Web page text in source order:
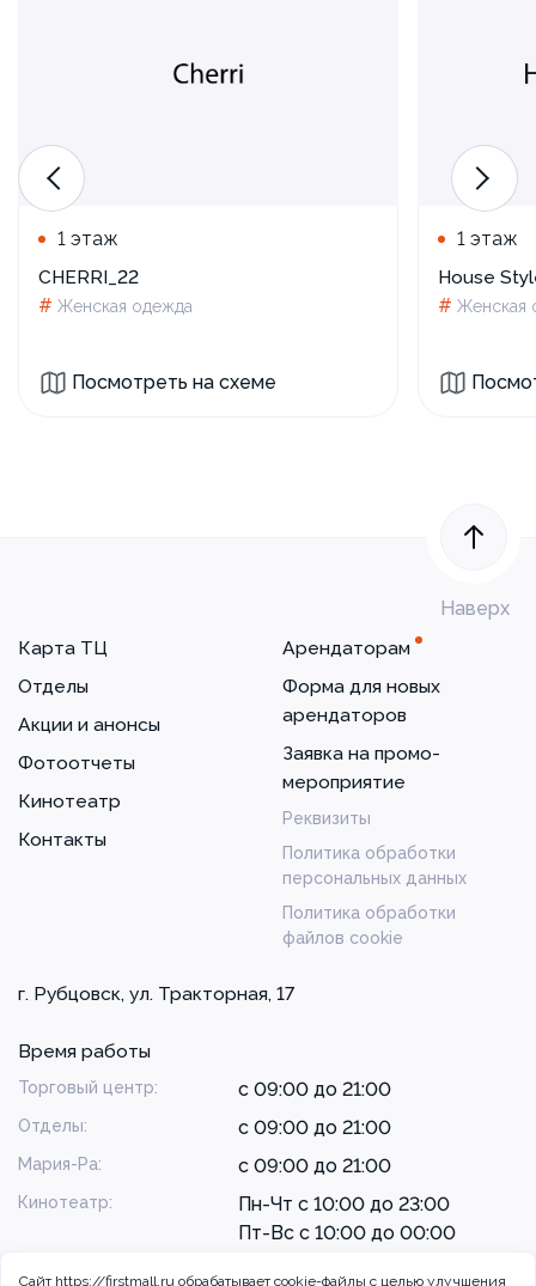
1 этаж
CHERRI_22
# Женская одежда
Посмотреть на схеме
1 этаж
House
# Женская
Наверх
Карта ТЦ
Отделы
Акции и анонсы
Фотоотчеты
Кинотеатр
Контакты
Арендаторам
Форма для новых
арендаторов
Заявка на промо-
мероприятие
Реквизиты
Политика обработки
персональных данных
Политика обработки
файлов cookie
г. Рубцовск, ул. Тракторная, 17
Время работы
Торговый центр: с 09:00 до 21:00
Отделы: с 09:00 до 21:00
Мария-Ра: с 09:00 до 21:00
Кинотеатр:
Пн-Чт с 10:00 до 23:00
Пт-Вс с 10:00 до 00:00
Сайт https://firstmall.ru обрабатывает cookie-файлы с целью улучшения